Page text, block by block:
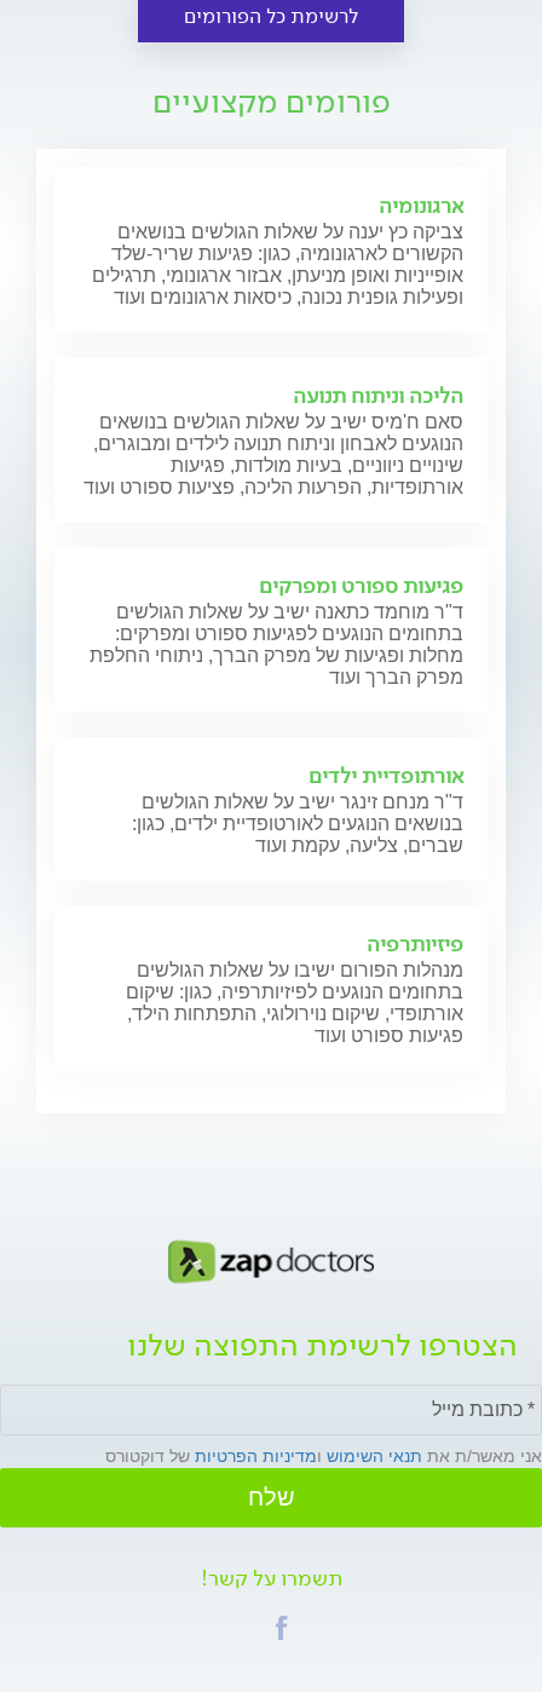
לרשימת כל הפורומים
פורומים מקצועיים
ארגונומיה
צביקה כץ יענה על שאלות הגולשים בנושאים
הקשורים לארגונומיה, כגון: פגיעות שריר-שלד
אופייניות ואופן מניעתן, אבזור ארגונומי, תרגילים
ופעילות גופנית נכונה, כיסאות ארגונומים ועוד
הליכה וניתוח תנועה
סאם ח'מיס ישיב על שאלות הגולשים בנושאים
הנוגעים לאבחון וניתוח תנועה לילדים ומבוגרים,
שינויים ניווניים, בעיות מולדות, פגיעות
אורתופדיות, הפרעות הליכה, פציעות ספורט ועוד
פגיעות ספורט ומפרקים
ד"ר מוחמד כתאנה ישיב על שאלות הגולשים
בתחומים הנוגעים לפגיעות ספורט ומפרקים:
מחלות ופגיעות של מפרק הברך, ניתוחי החלפת
מפרק הברך ועוד
אורתופדיית ילדים
ד"ר מנחם זינגר ישיב על שאלות הגולשים
בנושאים הנוגעים לאורטופדיית ילדים, כגון:
שברים, צליעה, עקמת ועוד
פיזיותרפיה
מנהלות הפורום ישיבו על שאלות הגולשים
בתחומים הנוגעים לפיזיותרפיה, כגון: שיקום
אורתופדי, שיקום נוירולוגי, התפתחות הילד,
פגיעות ספורט ועוד
הצטרפו לרשימת התפוצה שלנו
אני מאשר/ת את תנאי השימוש ומדיניות הפרטיות של דוקטורס
שלח
תשמרו על קשר!